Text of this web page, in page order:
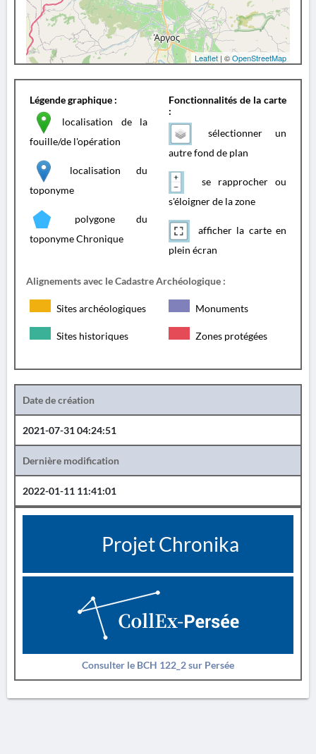
Leaflet | ©OpenStreetMap
Légende graphique :
localisation de la
fouille/de l'opération
localisation du
toponyme
polygone du
toponyme Chronique
Fonctionnalités de la carte
:
sélectionner un
autre fond de plan
se rapprocher ou
s'éloigner de la zone
afficher la carte en
plein écran
Alignements avec le Cadastre Archéologique :
Sites archéologiques Monuments
Sites historiques Zones protégées
Date de création
2021-07-31 04:24:51
Dernière modification
2022-01-11 11:41:01
Projet Chronika
Consulter le BCH 122_2 sur Persée